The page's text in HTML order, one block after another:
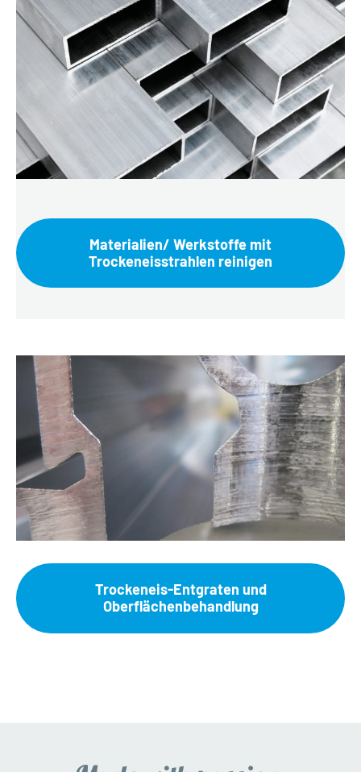
Materialien/ Werkstoffe mit
Trockeneisstrahlen reinigen
Trockeneis-Entgraten und
Oberflächenbehandlung